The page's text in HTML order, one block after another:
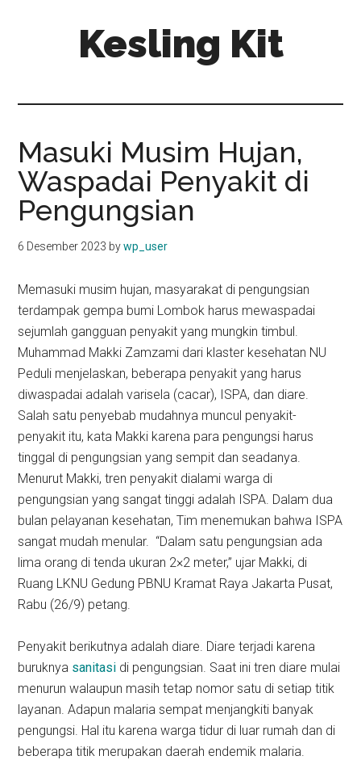
Kesling Kit
Masuki Musim Hujan,
Waspadai Penyakit di
Pengungsian
6 Desember 2023 bywp_user
Memasuki musim hujan, masyarakat di pengungsian
terdampak gempa bumi Lombok harus mewaspadai
sejumlah gangguan penyakit yang mungkin timbul.
Muhammad Makki Zamzami dari klaster kesehatan NU
Peduli menjelaskan, beberapa penyakit yang harus
diwaspadai adalah varisela (cacar), ISPA, dan diare.
Salah satu penyebab mudahnya muncul penyakit-
penyakit itu, kata Makki karena para pengungsi harus
tinggal di pengungsian yang sempit dan seadanya.
Menurut Makki, tren penyakit dialami warga di
pengungsian yang sangat tinggi adalah ISPA. Dalam dua
bulan pelayanan kesehatan, Tim menemukan bahwa ISPA
sangat mudah menular. “Dalam satu pengungsian ada
lima orang di tenda ukuran 2×2 meter,” ujar Makki, di
Ruang LKNU Gedung PBNU Kramat Raya Jakarta Pusat,
Rabu (26/9) petang.
Penyakit berikutnya adalah diare. Diare terjadi karena
buruknya sanitasi di pengungsian. Saat ini tren diare mulai
menurun walaupun masih tetap nomor satu di setiap titik
layanan. Adapun malaria sempat menjangkiti banyak
pengungsi. Hal itu karena warga tidur di luar rumah dan di
beberapa titik merupakan daerah endemik malaria.